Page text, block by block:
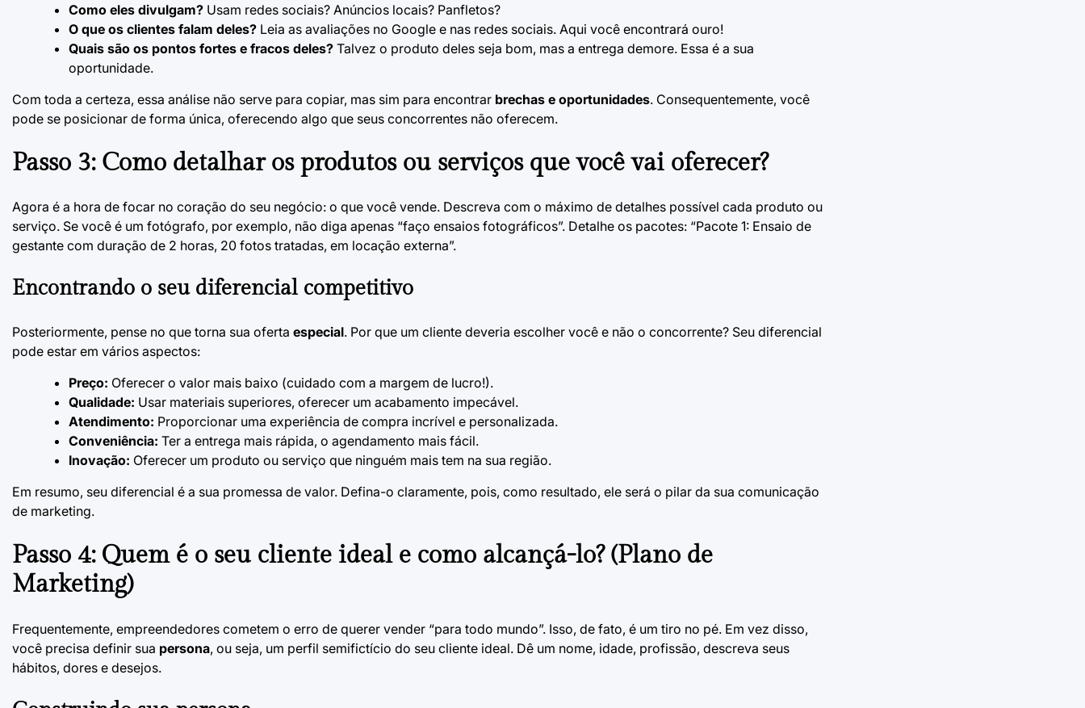
Como eles divulgam? Usam redes sociais? Anúncios locais? Panfletos?
O que os clientes falam deles? Leia as avaliações no Google e nas redes sociais. Aqui você encontrará ouro!
Quais são os pontos fortes e fracos deles? Talvez o produto deles seja bom, mas a entrega demore. Essa é a sua
oportunidade.
Com toda a certeza, essa análise não serve para copiar, mas sim para encontrar brechas e oportunidades. Consequentemente, você
pode se posicionar de forma única, oferecendo algo que seus concorrentes não oferecem.
Passo 3: Como detalhar os produtos ou serviços que você vai oferecer?
Agora é a hora de focar no coração do seu negócio: o que você vende. Descreva com o máximo de detalhes possível cada produto ou
serviço. Se você é um fotógrafo, por exemplo, não diga apenas “faço ensaios fotográficos”. Detalhe os pacotes: “Pacote 1: Ensaio de
gestante com duração de 2 horas, 20 fotos tratadas, em locação externa”.
Encontrando o seu diferencial competitivo
Posteriormente, pense no que torna sua oferta especial. Por que um cliente deveria escolher você e não o concorrente? Seu diferencial
pode estar em vários aspectos:
Preço: Oferecer o valor mais baixo (cuidado com a margem de lucro!).
Qualidade: Usar materiais superiores, oferecer um acabamento impecável.
Atendimento: Proporcionar uma experiência de compra incrível e personalizada.
Conveniência: Ter a entrega mais rápida, o agendamento mais fácil.
Inovação: Oferecer um produto ou serviço que ninguém mais tem na sua região.
Em resumo, seu diferencial é a sua promessa de valor. Defina-o claramente, pois, como resultado, ele será o pilar da sua comunicação
de marketing.
Passo 4: Quem é o seu cliente ideal e como alcançá-lo? (Plano de
Marketing)
Frequentemente, empreendedores cometem o erro de querer vender “para todo mundo”. Isso, de fato, é um tiro no pé. Em vez disso,
você precisa definir sua persona, ou seja, um perfil semifictício do seu cliente ideal. Dê um nome, idade, profissão, descreva seus
hábitos, dores e desejos.